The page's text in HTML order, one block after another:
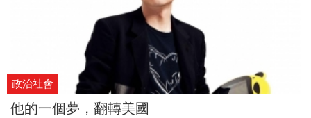
政治社會
他的一個夢，翻轉美國